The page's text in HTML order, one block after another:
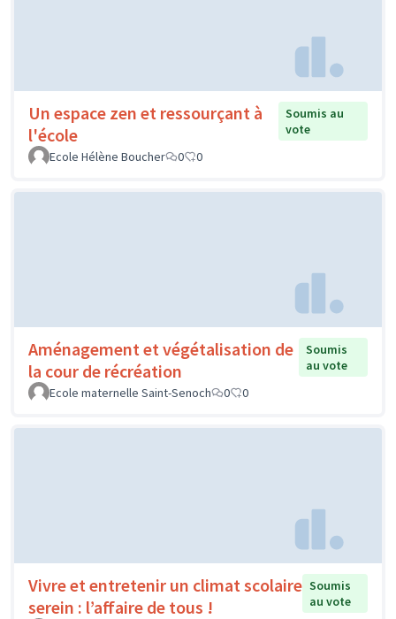
Un espace zen et ressourçant à
l'école
Soumis au
vote
Ecole Hélène Boucher
0 0
Aménagement et végétalisation de
la cour de récréation
Soumis
au vote
Ecole maternelle Saint-Senoch
0 0
Vivre et entretenir un climat scolaire
serein : l’affaire de tous !
Soumis
au vote